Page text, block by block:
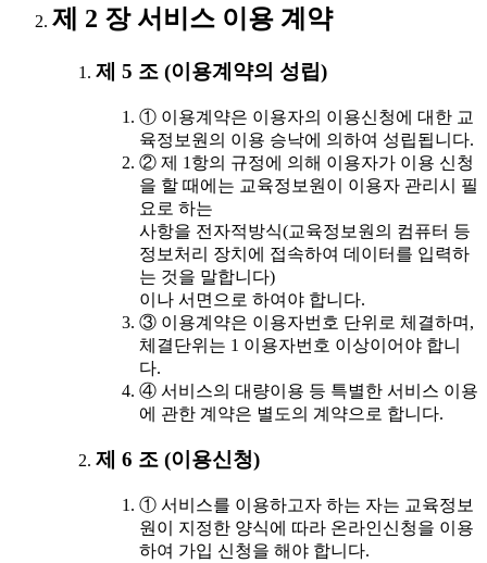
제 2 장 서비스 이용 계약
제 5 조 (이용계약의 성립)
① 이용계약은 이용자의 이용신청에 대한 교
육정보원의 이용 승낙에 의하여 성립됩니다.
② 제 1항의 규정에 의해 이용자가 이용 신청
을 할 때에는 교육정보원이 이용자 관리시 필
요로 하는
사항을 전자적방식(교육정보원의 컴퓨터 등
정보처리 장치에 접속하여 데이터를 입력하
는 것을 말합니다)
이나 서면으로 하여야 합니다.
③ 이용계약은 이용자번호 단위로 체결하며,
체결단위는 1 이용자번호 이상이어야 합니
다.
④ 서비스의 대량이용 등 특별한 서비스 이용
에 관한 계약은 별도의 계약으로 합니다.
제 6 조 (이용신청)
① 서비스를 이용하고자 하는 자는 교육정보
원이 지정한 양식에 따라 온라인신청을 이용
하여 가입 신청을 해야 합니다.